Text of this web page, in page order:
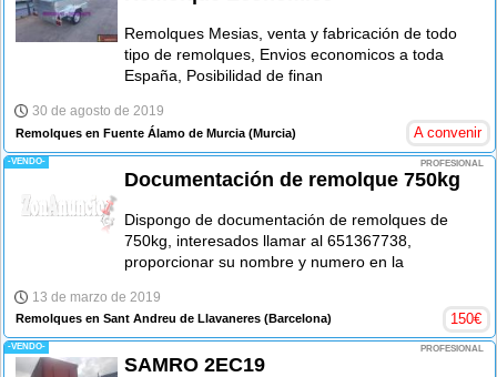
Remolques Mesias, venta y fabricación de todo
tipo de remolques, Envios economicos a toda
España, Posibilidad de finan
30 de agosto de 2019
Remolques en Fuente Álamo de Murcia (Murcia) A convenir
-VENDO- PROFESIONAL
Documentación de remolque 750kg
Dispongo de documentación de remolques de
750kg, interesados llamar al 651367738,
proporcionar su nombre y numero en la
13 de marzo de 2019
Remolques en Sant Andreu de Llavaneres (Barcelona) 150€
-VENDO- PROFESIONAL
SAMRO 2EC19